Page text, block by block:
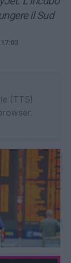
il Sud
(TTS)